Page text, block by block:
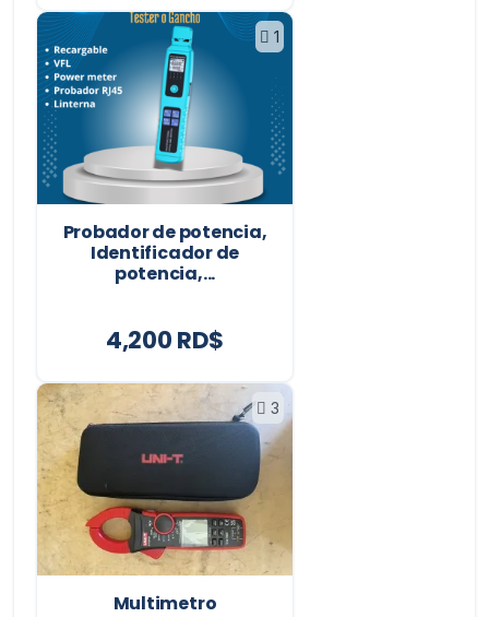
1
Probador de potencia,
Identificador de
potencia,...
4,200 RD$
3
Multimetro